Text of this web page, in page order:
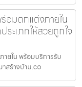
อมตกแต่งภายใน
ะเภทให้สวยถูกใจ
ยใน พร้อมบริการรับ
าสร้างบ้าน.co